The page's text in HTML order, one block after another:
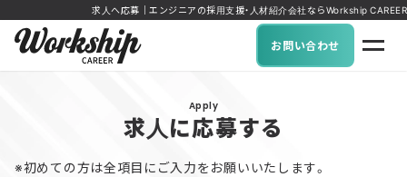
求人へ応募｜エンジニアの採用支援・人材紹介会社ならWorkship CAREER
お問い合わせ
Apply
求人に応募する
※初めての方は全項目にご入力をお願いいたします。